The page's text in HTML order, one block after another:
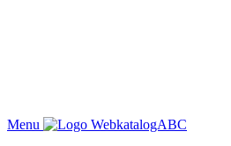
Menu
WebkatalogABC